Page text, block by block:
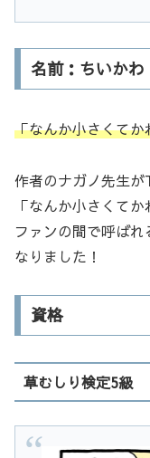
名前：ちいかわ
「なんか小さくて
作者のナガノ先生
「なんか小さくて
ファンの間で呼ば
なりました！
資格
草むしり検定5級